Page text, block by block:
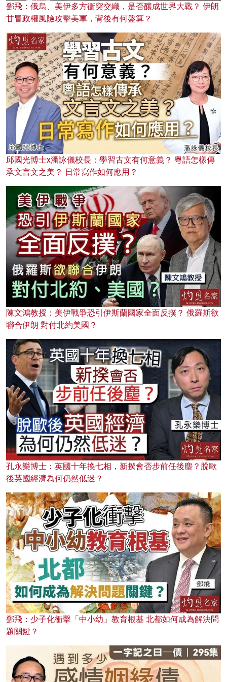
鄧飛：俄烏、美伊多方衝突交織，是否釀成世界大戰？ 伊朗
甘冒政權風險攻擊美軍，背後有何盤算？
邱國光博士x潘詠儀校長：學習古文有何意義？ 粵語怎樣傳
承文言文之美？ 日常寫作如何應用？
陳文鴻教授：美伊戰爭恐引伊斯蘭國家全面反撲？ 俄羅斯欲
聯合伊朗 對付北約美國？
孔永樂博士：英國十年換七相，新揆會否步前任後塵？脫歐
後英國經濟為何仍然低迷？
鄧飛：少子化衝擊「中小幼」教育根基 北都如何成為解決問
題關鍵？